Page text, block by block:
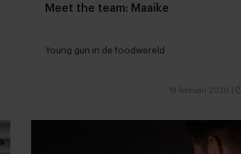
Meet the team: Maaike
Young gun in de foodwereld
18 februari 2020